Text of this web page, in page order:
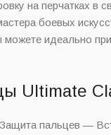
на перчатках
боевых
идеально
Ultimate
пальцев —